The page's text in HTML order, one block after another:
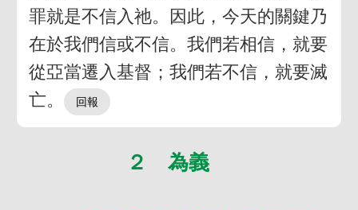
罪就是不信入祂。因此，今天的關鍵乃
在於我們信或不信。我們若相信，就要
從亞當遷入基督；我們若不信，就要滅
亡。
２ 為義